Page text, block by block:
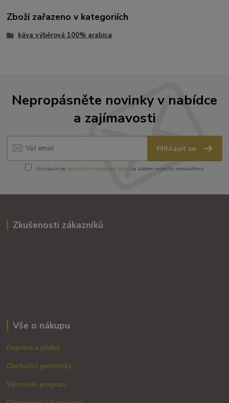
Zboží zařazeno v kategoriích
káva výběrová 100% arabica
Nepropásněte novinky v nabídce
a zajímavosti
Přihlásit se
Souhlasím se zpracováním osobních údajůza účelem rozesílky newsletteru.
Zkušenosti zákazníků
Vše o nákupu
Doprava a platba
Obchodní podmínky
Věrnostní program